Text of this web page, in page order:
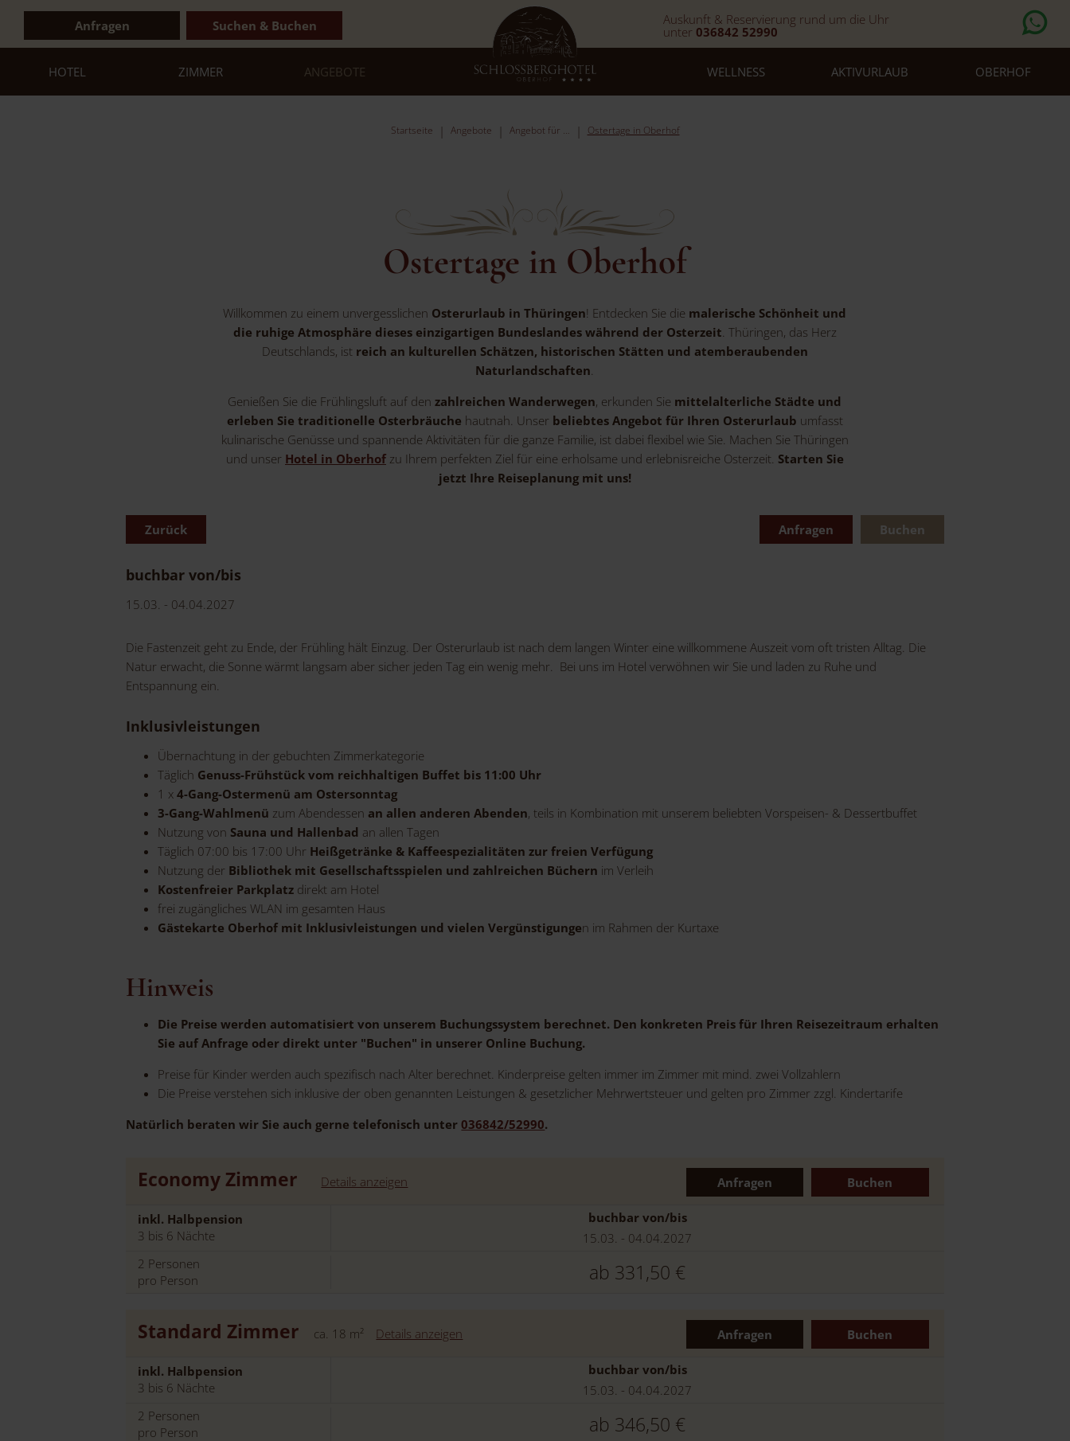
Anfragen Suchen & Buchen
Auskunft & Reservierung rund um die Uhr
unter 036842 52990
HOTEL ZIMMER ANGEBOTE WELLNESS AKTIVURLAUB OBERHOF
Startseite Angebote Angebot für … Ostertage in Oberhof
Ostertage in Oberhof
Willkommen zu einem unvergesslichen Osterurlaub in Thüringen! Entdecken Sie die malerische Schönheit und
die ruhige Atmosphäre dieses einzigartigen Bundeslandes während der Osterzeit . Thüringen, das Herz
Deutschlands, ist reich an kulturellen Schätzen, historischen Stätten und atemberaubenden
Naturlandschaften
Genießen Sie die Frühlingsluft auf denzahlreichen Wanderwegen, erkunden Sie mittelalterliche Städte und
erleben Sie traditionelle Osterbräuche hautnah. Unser beliebtes Angebot für Ihren Osterurlaub umfasst
kulinarische Genüsse und spannende Aktivitäten für die ganze Familie, ist dabei flexibel wie Sie. Machen Sie Thüringen
und unser Hotel in Oberhofzu Ihrem perfekten Ziel für eine erholsame und erlebnisreiche Osterzeit. Starten Sie
jetzt Ihre Reiseplanung mit uns!
Zurück Anfragen Buchen
buchbar von/bis
15.03. - 04.04.2027
Die Fastenzeit geht zu Ende, der Frühling hält Einzug. Der Osterurlaub ist nach dem langen Winter eine willkommene Auszeit vom oft tristen Alltag. Die
Natur erwacht, die Sonne wärmt langsam aber sicher jeden Tag ein wenig mehr. Bei uns im Hotel verwöhnen wir Sie und laden zu Ruhe und
Entspannung ein.
Inklusivleistungen
Übernachtung in der gebuchten Zimmerkategorie
Täglich Genuss-Frühstück vom reichhaltigen Buffet bis 11:00 Uhr
1 x 4-Gang-Ostermenü am Ostersonntag
3-Gang-Wahlmenü zum Abendessen an allen anderen Abenden, teils in Kombination mit unserem beliebten Vorspeisen- & Dessertbuffet
Nutzung von Sauna und Hallenbad an allen Tagen
Täglich 07:00 bis 17:00 Uhr Heißgetränke & Kaffeespezialitäten zur freien Verfügung
Nutzung der Bibliothek mit Gesellschaftsspielen und zahlreichen Büchern im Verleih
Kostenfreier Parkplatz direkt am Hotel
frei zugängliches WLAN im gesamten Haus
Gästekarte Oberhof mit Inklusivleistungen und vielen Vergünstigungen im Rahmen der Kurtaxe
Hinweis
Die Preise werden automatisiert von unserem Buchungssystem berechnet. Den konkreten Preis für Ihren Reisezeitraum erhalten
Sie auf Anfrage oder direkt unter "Buchen" in unserer Online Buchung.
Preise für Kinder werden auch spezifisch nach Alter berechnet. Kinderpreise gelten immer im Zimmer mit mind. zwei Vollzahlern
Die Preise verstehen sich inklusive der oben genannten Leistungen & gesetzlicher Mehrwertsteuer und gelten pro Zimmer zzgl. Kindertarife
Natürlich beraten wir Sie auch gerne telefonisch unter036842/52990.
Economy Zimmer Details anzeigen Anfragen Buchen
inkl. Halbpension
3 bis 6 Nächte
buchbar von/bis
15.03. - 04.04.2027
2 Personen
pro Person
ab 331,50 €
Standard Zimmer ca. 18 m² Details anzeigen Anfragen Buchen
inkl. Halbpension
3 bis 6 Nächte
buchbar von/bis
15.03. - 04.04.2027
2 Personen
pro Person
ab 346,50 €